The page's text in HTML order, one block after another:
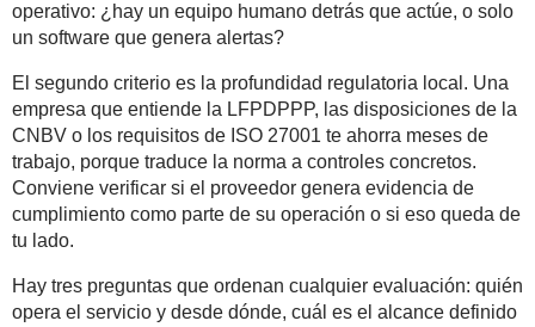
operativo: ¿hay un equipo humano detrás que actúe, o solo
un software que genera alertas?
El segundo criterio es la profundidad regulatoria local. Una
empresa que entiende la LFPDPPP, las disposiciones de la
CNBV o los requisitos de ISO 27001 te ahorra meses de
trabajo, porque traduce la norma a controles concretos.
Conviene verificar si el proveedor genera evidencia de
cumplimiento como parte de su operación o si eso queda de
tu lado.
Hay tres preguntas que ordenan cualquier evaluación: quién
opera el servicio y desde dónde, cuál es el alcance definido